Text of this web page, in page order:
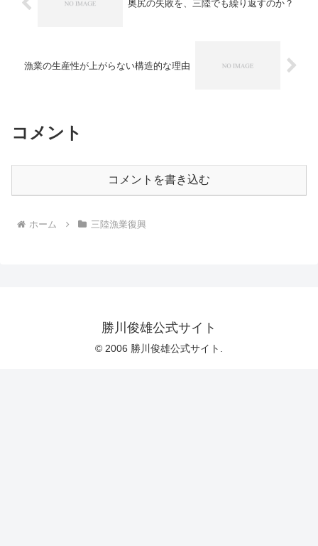
奥尻の失敗を、三陸でも繰り返すのか？
漁業の生産性が上がらない構造的な理由
コメント
コメントを書き込む
ホーム 三陸漁業復興
勝川俊雄公式サイト
© 2006 勝川俊雄公式サイト.